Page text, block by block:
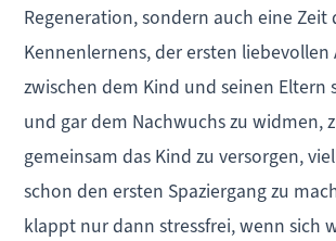
Regeneration, sondern auch eine Zeit
Kennenlernens, der ersten
zwischen dem Kind und seinen Eltern
und gar dem Nachwuchs zu widmen,
gemeinsam das Kind zu versorgen,
schon den ersten Spaziergang zu
klappt nur dann stressfrei, wenn sich